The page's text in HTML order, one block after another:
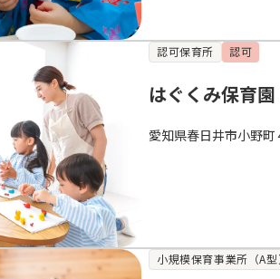
認可保育所 認可
はぐくみ保育園
愛知県春日井市小野町
小規模保育事業所（A型